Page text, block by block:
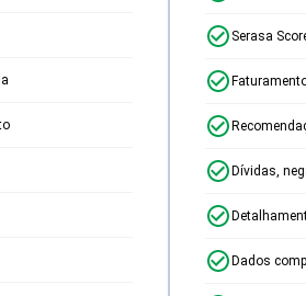
Serasa
Dívidas,
Dados